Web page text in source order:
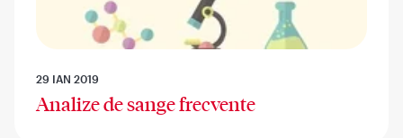
29 IAN 2019
Analize de sange frecvente